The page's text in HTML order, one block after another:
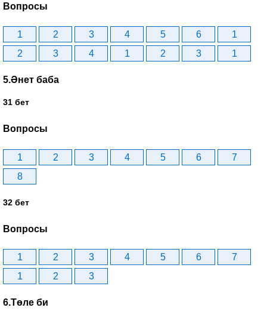
Вопросы
1 2 3 4 5 6
1
2
3 4 1 2 3 1
5.Әнет баба
31 бет
Вопросы
1 2 3 4 5 6
7
8
32 бет
Вопросы
1 2 3 4 5 6
7
1
2 3
6.Төле би